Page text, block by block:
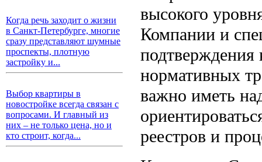
Когда речь заходит о жизни
в Санкт-Петербурге, многие
сразу представляют шумные
проспекты, плотную
застройку и...
Выбор квартиры в
новостройке всегда связан с
вопросами. И главный из
них – не только цена, но и
кто строит, когда...
высокого
Компании и
подтверждения
нормативных
важно иметь
реестров и